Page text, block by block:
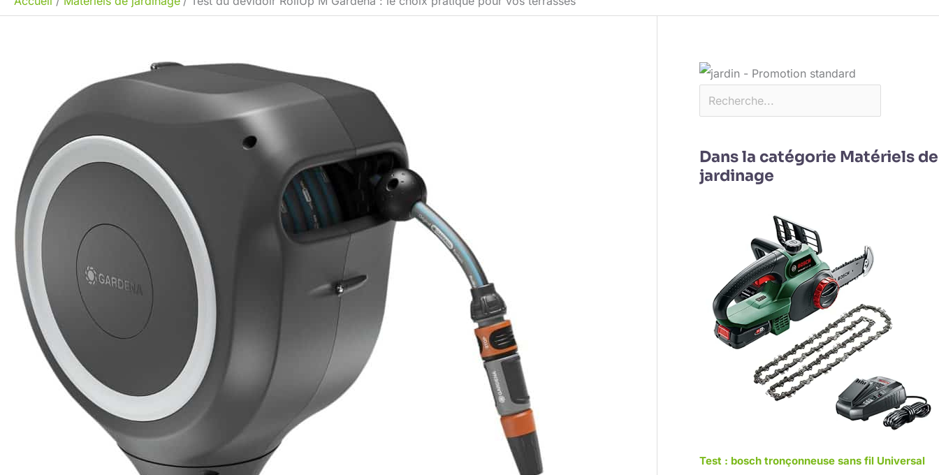
Dans la catégorie Matériels de
jardinage
Test : bosch tronçonneuse sans fil Universal